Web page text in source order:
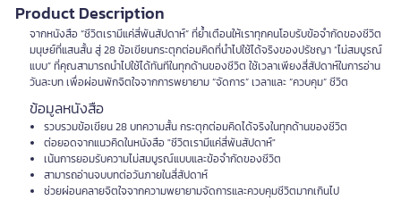
Product Description
จากหนังสือ “ชีวิตเรามีแค่สี่พันสัปดาห์” ที่ย้ำเตือนให้เราทุกคนโอบรับข้อจำกัดของชีวิต
มนุษย์ที่แสนสั้น สู่ 28 ข้อเขียนกระตุกต่อมคิดที่นำไปใช้ได้จริงของปรัชญา “ไม่สมบูรณ์
แบบ” ที่คุณสามารถนำไปใช้ได้ทันทีในทุกด้านของชีวิต ใช้เวลาเพียงสี่สัปดาห์ในการอ่าน
วันละบท เพื่อผ่อนพักจิตใจจากการพยายาม “จัดการ” เวลาและ “ควบคุม” ชีวิต
ข้อมูลหนังสือ
รวบรวมข้อเขียน 28 บทความสั้น กระตุกต่อมคิดได้จริงในทุกด้านของชีวิต
ต่อยอดจากแนวคิดในหนังสือ "ชีวิตเรามีแค่สี่พันสัปดาห์"
เน้นการยอมรับความไม่สมบูรณ์แบบและข้อจำกัดของชีวิต
สามารถอ่านจบบทต่อวันภายในสี่สัปดาห์
ช่วยผ่อนคลายจิตใจจากความพยายามจัดการและควบคุมชีวิตมากเกินไป